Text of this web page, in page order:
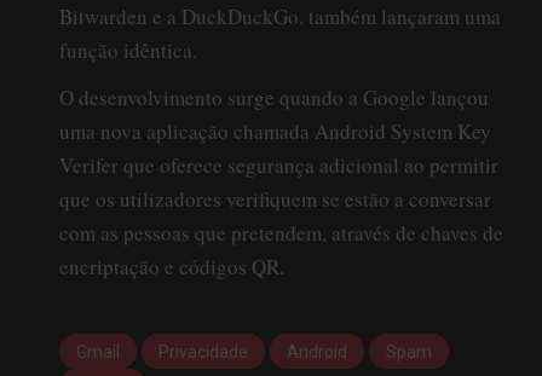
Bitwarden e a DuckDuckGo, também lançaram uma
função idêntica.
O desenvolvimento surge quando a Google lançou
uma nova aplicação chamada Android System Key
Verifer que oferece segurança adicional ao permitir
que os utilizadores verifiquem se estão a conversar
com as pessoas que pretendem, através de chaves de
encriptação e códigos QR.
Gmail Privacidade Android
Spam